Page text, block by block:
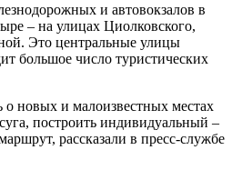
и автовокзалов в
– на улицах Циолковского,
Это центральные улицы
большое число туристических
о новых и малоизвестных местах
построить индивидуальный –
рассказали в пресс-службе